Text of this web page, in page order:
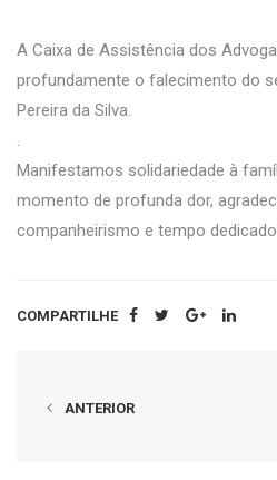
A Caixa de Assistência dos
profundamente o falecimento do
Pereira da Silva.
Manifestamos solidariedade à
momento de profunda dor,
companheirismo e tempo
COMPARTILHE
ANTERIOR